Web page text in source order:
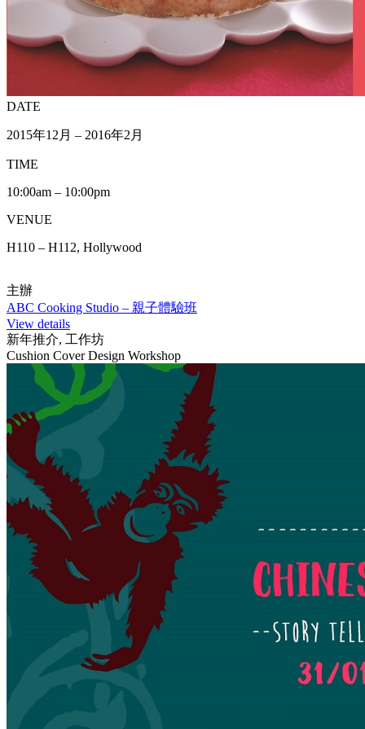
DATE
2015年12月 – 2016年2月
TIME
10:00am – 10:00pm
VENUE
H110 – H112, Hollywood
主辦
ABC Cooking Studio – 親子體驗班
View details
新年推介, 工作坊
Cushion Cover Design Workshop